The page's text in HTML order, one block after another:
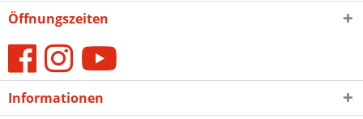
Öffnungszeiten
Informationen